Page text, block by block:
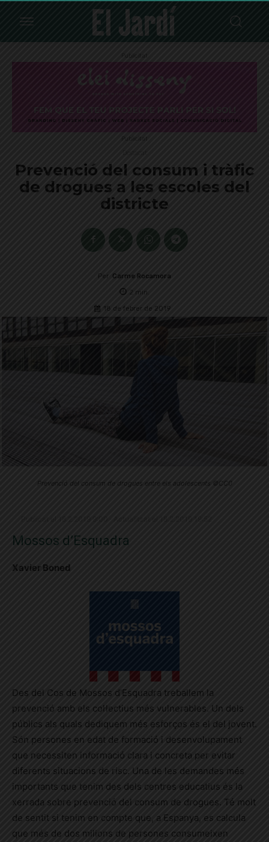
Publicitat
Publicitat
Prevenció del consum i tràfic
de drogues a les escoles del
districte
Per Carme Rocamora
2 min.
18 de febrer de 2019
Prevenció del consum de drogues entre els adolescents ©CC0
Mossos d’Esquadra
Xavier Boned
Des del Cos de Mossos d’Esquadra treballem la
prevenció amb els col·lectius més vulnerables. Un dels
públics als quals dediquem més esforços és el del jovent.
Són persones en edat de formació i desenvolupament
que necessiten informació clara i concreta per evitar
diferents situacions de risc. Una de les demandes més
importants que tenim des dels centres educatius és la
xerrada sobre prevenció del consum de drogues. Té molt
de sentit si tenim en compte que, a Espanya, es calcula
que més de dos milions de persones consumeixen